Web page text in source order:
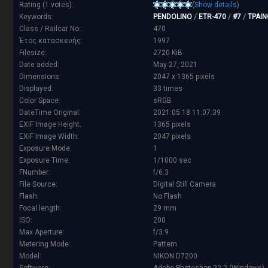
Rating (1 votes): (Show details)
Keywords:
PENDOLINO / ETR-470 / #7 /
Class / Railcar No.:
470
Έτος κατασκευής:
1997
Filesize:
2720 KiB
Date added:
May 27, 2021
Dimensions:
2047 x 1365 pixels
Displayed:
33 times
Color Space:
sRGB
DateTime Original:
2021:05:18 11:07:39
EXIF Image Height:
1365 pixels
EXIF Image Width:
2047 pixels
Exposure Mode:
1
Exposure Time:
1/1000 sec
FNumber:
f/6.3
File Source:
Digital Still Camera
Flash:
No Flash
Focal length:
29 mm
ISO:
200
Max Aperture:
f/3.9
Metering Mode:
Pattern
Model:
NIKON D7200